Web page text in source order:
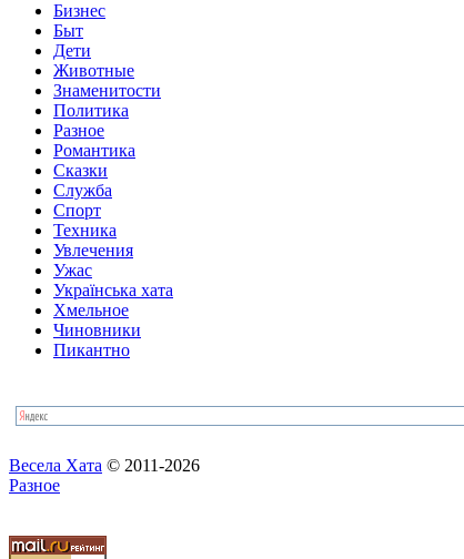
Бизнес
Быт
Дети
Животные
Знаменитости
Политика
Разное
Романтика
Сказки
Служба
Спорт
Техника
Увлечения
Ужас
Українська хата
Хмельное
Чиновники
Пикантно
Весела Хата © 2011-2026
Разное